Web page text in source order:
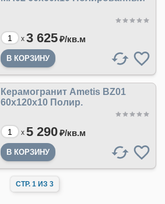
x 3 625₽/кв.м
Керамогранит Ametis BZ01
60x120x10 Полир.
x 5 290₽/кв.м
СТР. 1 ИЗ 3